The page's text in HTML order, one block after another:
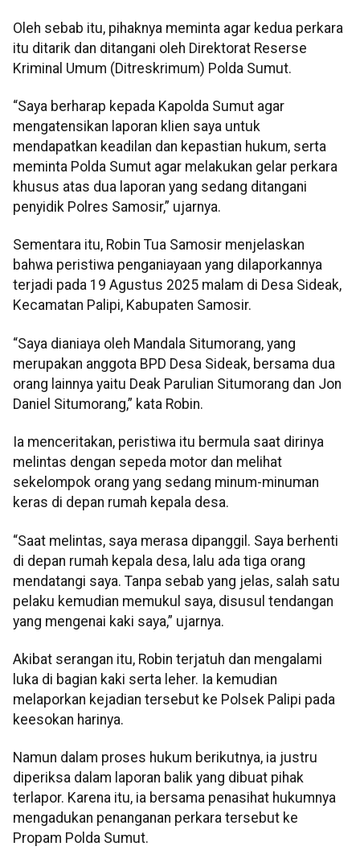
Oleh sebab itu, pihaknya meminta agar kedua perkara
itu ditarik dan ditangani oleh Direktorat Reserse
Kriminal Umum (Ditreskrimum) Polda Sumut.
“Saya berharap kepada Kapolda Sumut agar
mengatensikan laporan klien saya untuk
mendapatkan keadilan dan kepastian hukum, serta
meminta Polda Sumut agar melakukan gelar perkara
khusus atas dua laporan yang sedang ditangani
penyidik Polres Samosir,” ujarnya.
Sementara itu, Robin Tua Samosir menjelaskan
bahwa peristiwa penganiayaan yang dilaporkannya
terjadi pada 19 Agustus 2025 malam di Desa Sideak,
Kecamatan Palipi, Kabupaten Samosir.
“Saya dianiaya oleh Mandala Situmorang, yang
merupakan anggota BPD Desa Sideak, bersama dua
orang lainnya yaitu Deak Parulian Situmorang dan Jon
Daniel Situmorang,” kata Robin.
Ia menceritakan, peristiwa itu bermula saat dirinya
melintas dengan sepeda motor dan melihat
sekelompok orang yang sedang minum-minuman
keras di depan rumah kepala desa.
“Saat melintas, saya merasa dipanggil. Saya berhenti
di depan rumah kepala desa, lalu ada tiga orang
mendatangi saya. Tanpa sebab yang jelas, salah satu
pelaku kemudian memukul saya, disusul tendangan
yang mengenai kaki saya,” ujarnya.
Akibat serangan itu, Robin terjatuh dan mengalami
luka di bagian kaki serta leher. Ia kemudian
melaporkan kejadian tersebut ke Polsek Palipi pada
keesokan harinya.
Namun dalam proses hukum berikutnya, ia justru
diperiksa dalam laporan balik yang dibuat pihak
terlapor. Karena itu, ia bersama penasihat hukumnya
mengadukan penanganan perkara tersebut ke
Propam Polda Sumut.